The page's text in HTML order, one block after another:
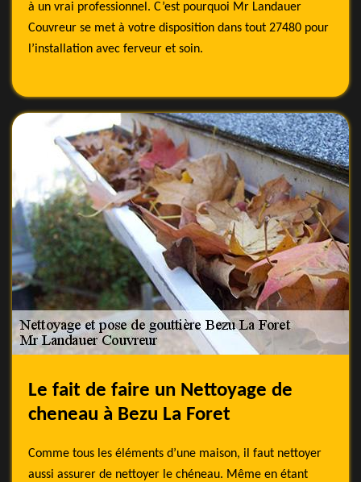
à un vrai professionnel. C’est pourquoi Mr Landauer
Couvreur se met à votre disposition dans tout 27480 pour
l’installation avec ferveur et soin.
Le fait de faire un Nettoyage de
cheneau à Bezu La Foret
Comme tous les éléments d’une maison, il faut nettoyer
aussi assurer de nettoyer le chéneau. Même en étant